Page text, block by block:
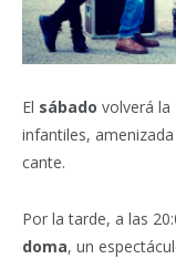
El sábado volverá la
infantiles,
cante.
Por la tarde, a las
doma, un